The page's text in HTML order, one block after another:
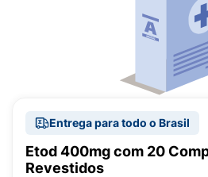
Entrega para todo o Brasil
Etod 400mg com 20
Revestidos